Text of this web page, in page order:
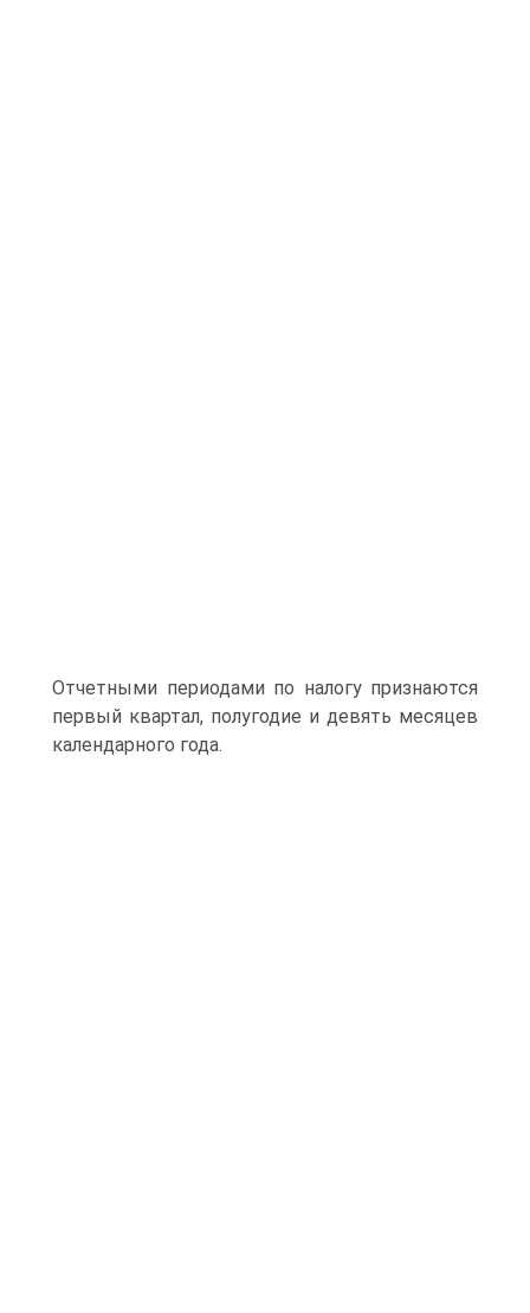
Отчетными периодами по налогу признаются
первый квартал, полугодие и девять месяцев
календарного года.